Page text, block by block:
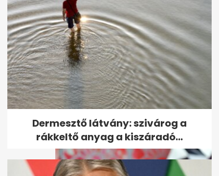
Az extrém hideg miatt már
figyelmeztetést adott ki az
OMSZ: jön a...
Dermesztő látvány: szivárog a
rákkeltő anyag a kiszáradó...